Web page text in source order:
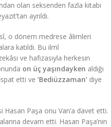
olan seksenden fazla kitabı
ayrıldı.
o dönem medrese âlimleri
katıldı. Bu ilmî
ve hafızasıyla herkesin
on üç yaşındayken aldığı
etti ve ‘Bediüzzaman’ diye
Hasan Paşa onu Van’a davet etti.
devam etti. Hasan Paşa’nın